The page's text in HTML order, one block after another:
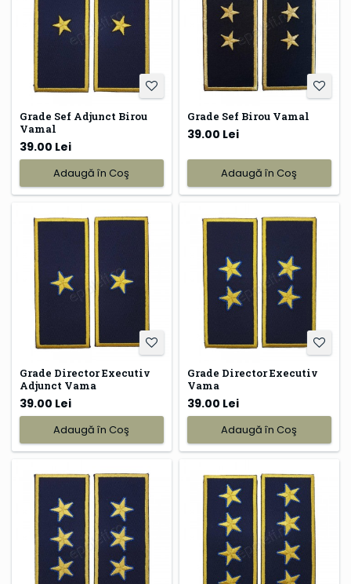
Grade Sef Adjunct Birou
Vamal
39.00 Lei
Adaugă în Coş
Grade Sef Birou Vamal
39.00 Lei
Adaugă în Coş
Grade Director Executiv
Adjunct Vama
39.00 Lei
Adaugă în Coş
Grade Director Executiv
Vama
39.00 Lei
Adaugă în Coş